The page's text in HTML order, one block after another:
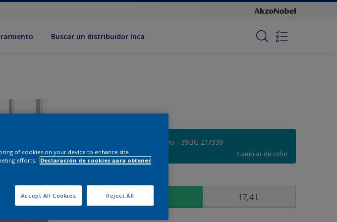
Buscar un distribuidor Inca
Deleite Caribeño - 39BG 21/339
Cambiar de color
17,4 L
of cookies on your device to enhance site
efforts.
Declaración de cookies para obtener
Reject All
Accept All Cookies